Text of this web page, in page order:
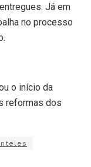
Já em
no processo
o início da
reformas dos